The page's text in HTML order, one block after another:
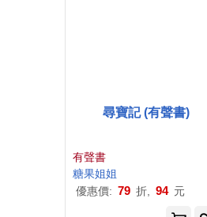
尋寶記 (有聲書)
有聲書
糖果姐姐
優惠價: 79 折, 94 元